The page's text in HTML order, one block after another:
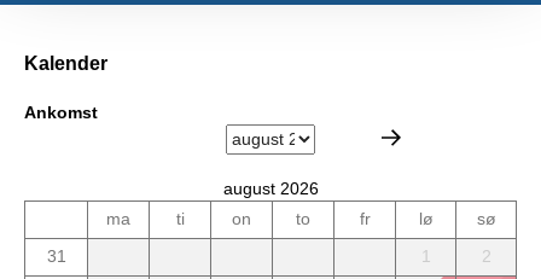
Kalender
Ankomst
august 2026
ma
ti on to fr lø
sø
31
1
2